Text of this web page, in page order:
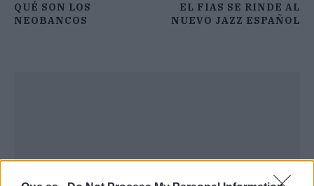
QUÉ SON LOS
NEOBANCOS
EL FIAS SE RINDE AL
NUEVO JAZZ ESPAÑOL